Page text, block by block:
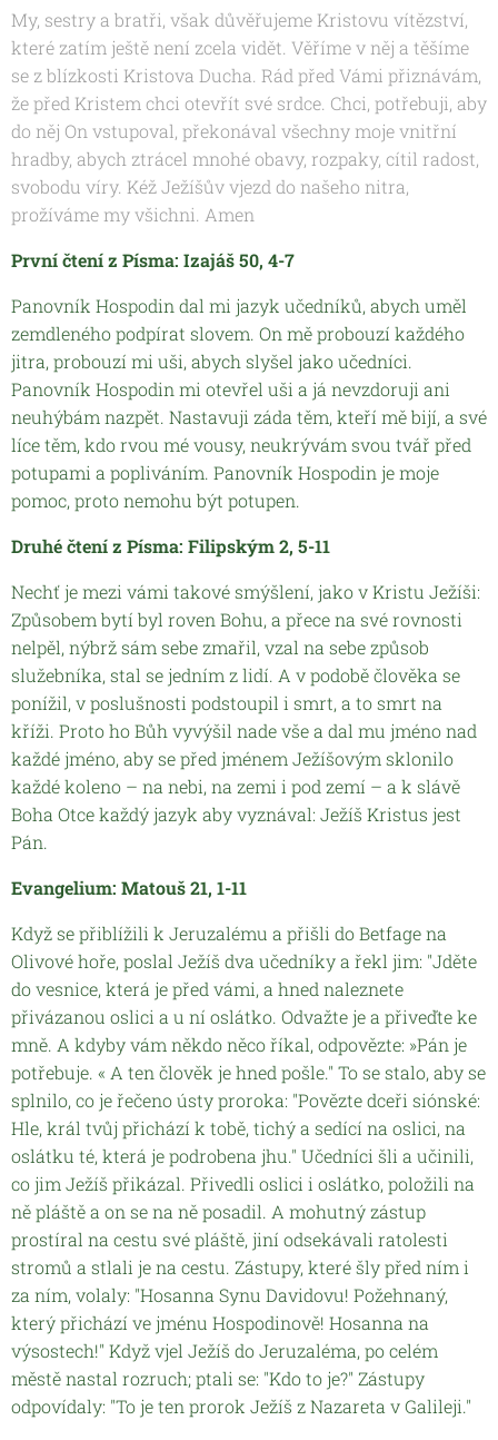
My, sestry a bratři, však důvěřujeme Kristovu vítězství,
které zatím ještě není zcela vidět. Věříme v něj a těšíme
se z blízkosti Kristova Ducha. Rád před Vámi přiznávám,
že před Kristem chci otevřít své srdce. Chci, potřebuji, aby
do něj On vstupoval, překonával všechny moje vnitřní
hradby, abych ztrácel mnohé obavy, rozpaky, cítil radost,
svobodu víry. Kéž Ježíšův vjezd do našeho nitra,
prožíváme my všichni. Amen
První čtení z Písma: Izajáš 50, 4-7
Panovník Hospodin dal mi jazyk učedníků, abych uměl
zemdleného podpírat slovem. On mě probouzí každého
jitra, probouzí mi uši, abych slyšel jako učedníci.
Panovník Hospodin mi otevřel uši a já nevzdoruji ani
neuhýbám nazpět. Nastavuji záda těm, kteří mě bijí, a své
líce těm, kdo rvou mé vousy, neukrývám svou tvář před
potupami a popliváním. Panovník Hospodin je moje
pomoc, proto nemohu být potupen.
Druhé čtení z Písma: Filipským 2, 5-11
Nechť je mezi vámi takové smýšlení, jako v Kristu Ježíši:
Způsobem bytí byl roven Bohu, a přece na své rovnosti
nelpěl, nýbrž sám sebe zmařil, vzal na sebe způsob
služebníka, stal se jedním z lidí. A v podobě člověka se
ponížil, v poslušnosti podstoupil i smrt, a to smrt na
kříži. Proto ho Bůh vyvýšil nade vše a dal mu jméno nad
každé jméno, aby se před jménem Ježíšovým sklonilo
každé koleno – na nebi, na zemi i pod zemí – a k slávě
Boha Otce každý jazyk aby vyznával: Ježíš Kristus jest
Pán.
Evangelium: Matouš 21, 1-11
Když se přiblížili k Jeruzalému a přišli do Betfage na
Olivové hoře, poslal Ježíš dva učedníky a řekl jim: "Jděte
do vesnice, která je před vámi, a hned naleznete
přivázanou oslici a u ní oslátko. Odvažte je a přiveďte ke
mně. A kdyby vám někdo něco říkal, odpovězte: »Pán je
potřebuje. « A ten člověk je hned pošle." To se stalo, aby se
splnilo, co je řečeno ústy proroka: "Povězte dceři siónské:
Hle, král tvůj přichází k tobě, tichý a sedící na oslici, na
oslátku té, která je podrobena jhu." Učedníci šli a učinili,
co jim Ježíš přikázal. Přivedli oslici i oslátko, položili na
ně pláště a on se na ně posadil. A mohutný zástup
prostíral na cestu své pláště, jiní odsekávali ratolesti
stromů a stlali je na cestu. Zástupy, které šly před ním i
za ním, volaly: "Hosanna Synu Davidovu! Požehnaný,
který přichází ve jménu Hospodinově! Hosanna na
výsostech!" Když vjel Ježíš do Jeruzaléma, po celém
městě nastal rozruch; ptali se: "Kdo to je?" Zástupy
odpovídaly: "To je ten prorok Ježíš z Nazareta v Galileji."